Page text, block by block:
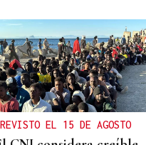
EL 15 DE AGOSTO